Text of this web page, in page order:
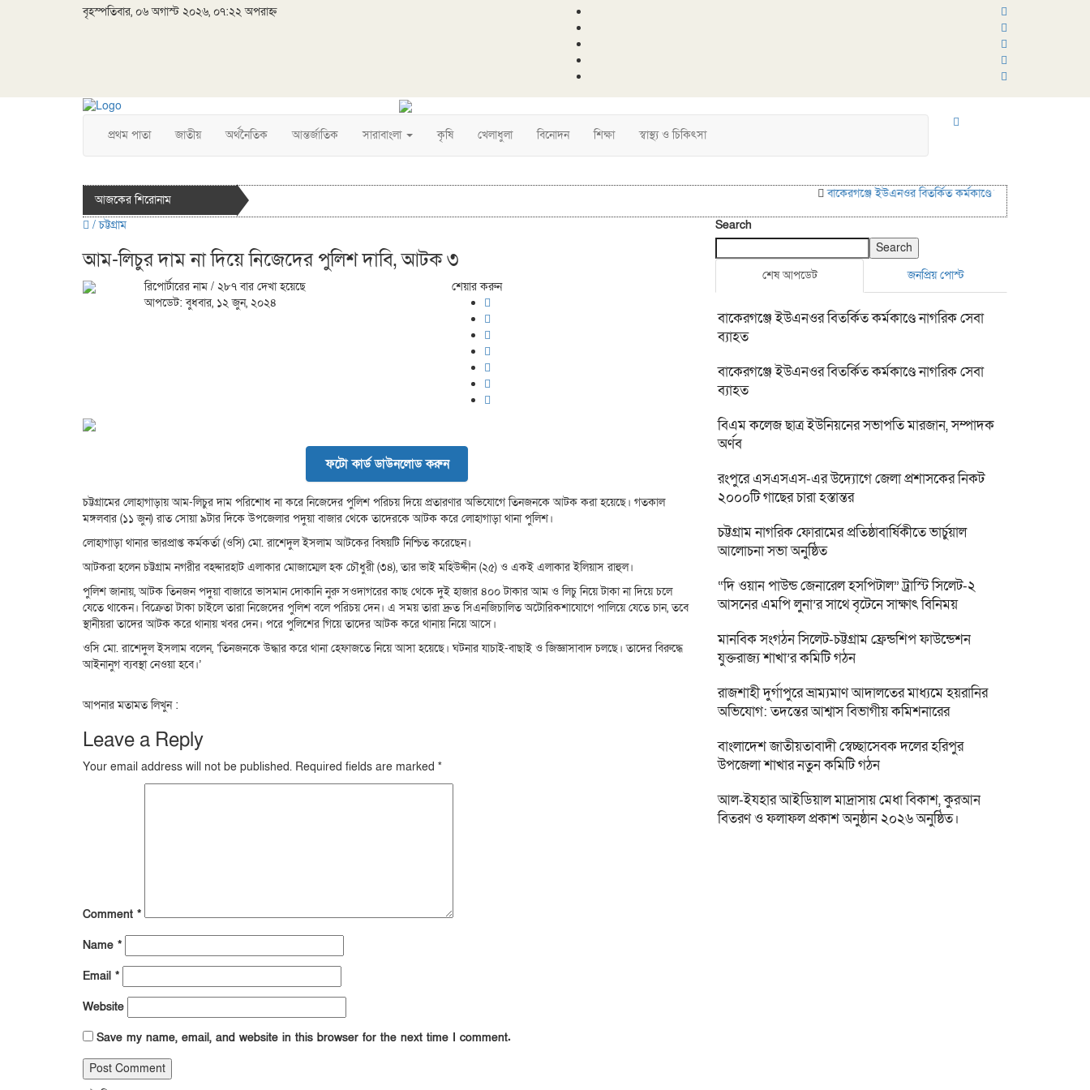
বৃহস্পতিবার, ০৬ অগাস্ট ২০২৬, ০৭:২২ অপরাহ্ন
প্রথম পাতা জাতীয় অর্থনৈতিক আন্তর্জাতিক সারাবাংলা কৃষি খেলাধুলা বিনোদন শিক্ষা স্বাস্থ্য ও চিকিৎসা
আজকের শিরোনাম বাকেরগঞ্জে ইউএনওর বিতর্কিত কর্মকাণ্ডে নাগরিক সেবা ব্যাহত
/চট্টগ্রাম
আম-লিচুর দাম না দিয়ে নিজেদের পুলিশ দাবি, আটক ৩
রিপোর্টারের নাম / ২৮৭ বার দেখা হয়েছে
আপডেট: বুধবার, ১২ জুন, ২০২৪
শেয়ার করুন
ফটো কার্ড ডাউনলোড করুন
চট্টগ্রামের লোহাগাড়ায় আম-লিচুর দাম পরিশোধ না করে নিজেদের পুলিশ পরিচয় দিয়ে প্রতারণার অভিযোগে তিনজনকে আটক করা হয়েছে। গতকাল
মঙ্গলবার (১১ জুন) রাত সোয়া ৯টার দিকে উপজেলার পদুয়া বাজার থেকে তাদেরকে আটক করে লোহাগাড়া থানা পুলিশ।
লোহাগাড়া থানার ভারপ্রাপ্ত কর্মকর্তা (ওসি) মো. রাশেদুল ইসলাম আটকের বিষয়টি নিশ্চিত করেছেন।
আটকরা হলেন চট্টগ্রাম নগরীর বহদ্দারহাট এলাকার মোজাম্মেল হক চৌধুরী (৩৪), তার ভাই মহিউদ্দীন (২৫) ও একই এলাকার ইলিয়াস রাহুল।
পুলিশ জানায়, আটক তিনজন পদুয়া বাজারে ভাসমান দোকানি নুরু সওদাগরের কাছ থেকে দুই হাজার ৪০০ টাকার আম ও লিচু নিয়ে টাকা না দিয়ে চলে
যেতে থাকেন। বিক্রেতা টাকা চাইলে তারা নিজেদের পুলিশ বলে পরিচয় দেন। এ সময় তারা দ্রুত সিএনজিচালিত অটোরিকশাযোগে পালিয়ে যেতে চান, তবে
স্থানীয়রা তাদের আটক করে থানায় খবর দেন। পরে পুলিশের গিয়ে তাদের আটক করে থানায় নিয়ে আসে।
ওসি মো. রাশেদুল ইসলাম বলেন, ‘তিনজনকে উদ্ধার করে থানা হেফাজতে নিয়ে আসা হয়েছে। ঘটনার যাচাই-বাছাই ও জিজ্ঞাসাবাদ চলছে। তাদের বিরুদ্ধে
আইনানুগ ব্যবস্থা নেওয়া হবে।’
আপনার মতামত লিখুন :
Leave a Reply
Your email address will not be published. Required fields are marked *
Comment *
Name *
Email *
Website
Save my name, email, and website in this browser for the next time I comment.
Search
Search
শেষ আপডেট
জনপ্রিয় পোস্ট
বাকেরগঞ্জে ইউএনওর বিতর্কিত কর্মকাণ্ডে নাগরিক সেবা
ব্যাহত
বাকেরগঞ্জে ইউএনওর বিতর্কিত কর্মকাণ্ডে নাগরিক সেবা
ব্যাহত
বিএম কলেজ ছাত্র ইউনিয়নের সভাপতি মারজান, সম্পাদক
অর্ণব
রংপুরে এসএসএস-এর উদ্যোগে জেলা প্রশাসকের নিকট
২০০০টি গাছের চারা হস্তান্তর
চট্টগ্রাম নাগরিক ফোরামের প্রতিষ্ঠাবার্ষিকীতে ভার্চুয়াল
আলোচনা সভা অনুষ্ঠিত
“দি ওয়ান পাউন্ড জেনারেল হসপিটাল” ট্রাস্টি সিলেট-২
আসনের এমপি লুনা’র সা‌থে বৃটেনে সাক্ষাৎ বিনিময়
মানবিক সংগঠন সিলেট-চট্টগ্রাম ফ্রেন্ডশিপ ফাউন্ডেশন
যুক্তরাজ্য শাখা’র কমিটি গঠন
রাজশাহী দুর্গাপুরে ভ্রাম্যমাণ আদালতের মাধ্যমে হয়রানির
অভিযোগ: তদন্তের আশ্বাস বিভাগীয় কমিশনারের
বাংলাদেশ জাতীয়তাবাদী স্বেচ্ছাসেবক দলের হরিপুর
উপজেলা শাখার নতুন কমিটি গঠন
আল-ইযহার আইডিয়াল মাদ্রাসায় মেধা বিকাশ, কুরআন
বিতরণ ও ফলাফল প্রকাশ অনুষ্ঠান ২০২৬ অনুষ্ঠিত।